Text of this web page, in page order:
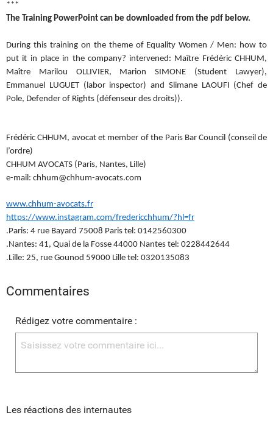
***
The Training PowerPoint can be downloaded from the pdf below.
During this training on the theme of Equality Women / Men: how to
put it in place in the company? intervened: Maître Frédéric CHHUM,
Maître Marilou OLLIVIER, Marion SIMONE (Student Lawyer),
Emmanuel LUGUET (labor inspector) and Slimane LAOUFI (Chef de
Pole, Defender of Rights (défenseur des droits)).
Frédéric CHHUM, avocat et member of the Paris Bar Council (conseil de
l’ordre)
CHHUM AVOCATS (Paris, Nantes, Lille)
e-mail: chhum@chhum-avocats.com
www.chhum-avocats.fr
https://www.instagram.com/fredericchhum/?hl=fr
.Paris: 4 rue Bayard 75008 Paris tel: 0142560300
.Nantes: 41, Quai de la Fosse 44000 Nantes tel: 0228442644
.Lille: 25, rue Gounod 59000 Lille tel: 0320135083
Commentaires
Rédigez votre commentaire :
Les réactions des internautes